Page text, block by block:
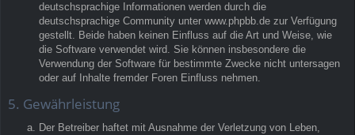
deutschsprachige Informationen werden durch die
deutschsprachige Community unter www.phpbb.de zur Verfügung
gestellt. Beide haben keinen Einfluss auf die Art und Weise, wie
die Software verwendet wird. Sie können insbesondere die
Verwendung der Software für bestimmte Zwecke nicht untersagen
oder auf Inhalte fremder Foren Einfluss nehmen.
5. Gewährleistung
Der Betreiber haftet mit Ausnahme der Verletzung von Leben,